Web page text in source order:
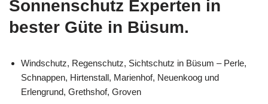
Sonnenschutz Experten in
bester Güte in Büsum.
Windschutz, Regenschutz, Sichtschutz in Büsum – Perle,
Schnappen, Hirtenstall, Marienhof, Neuenkoog und
Erlengrund, Grethshof, Groven